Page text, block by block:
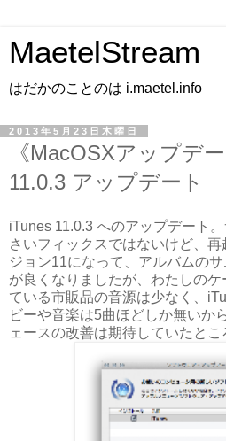
MaetelStream
はだかのことのは i.maetel.info
2013年5月23日木曜日
《MacOSXアップデ
11.0.3 アップデート
iTunes 11.0.3 へのアップデート
さいフィックスではないけど、
ジョン11になって、アルバムの
が良くなりましたが、わたしの
ている市販品の音源は少なく、
ビーや音楽は5曲ほどしか無いか
ェースの改善は期待していたとこ